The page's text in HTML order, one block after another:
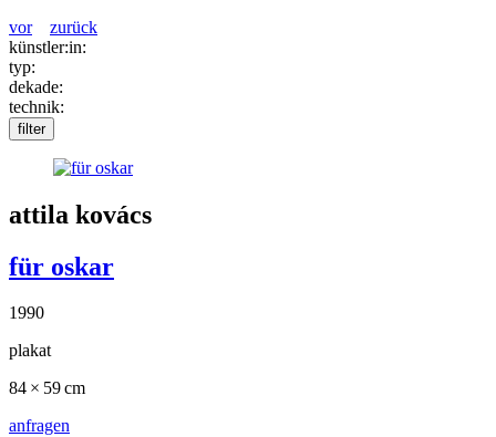
vor
zurück
künstler:in:
typ:
dekade:
technik:
filter
attila kovács
für oskar
1990
plakat
84 × 59 cm
anfragen